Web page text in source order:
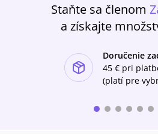
odvaze,
nedopatřeních a
najdou všichni,
Staňte sa členom
a získajte
Doručenie
45 € pri
(platí pre